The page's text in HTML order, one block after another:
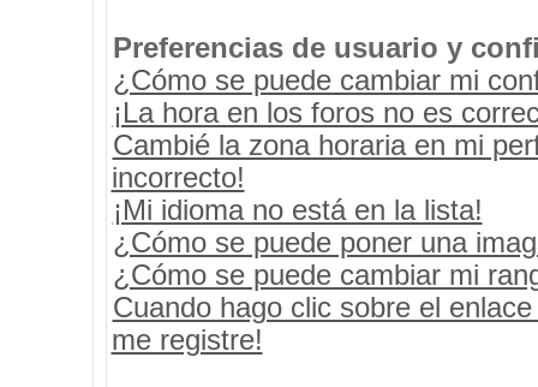
Preferencias de usuario y
¿Cómo se puede cambiar mi
¡La hora en los foros no es
Cambié la zona horaria en mi
incorrecto!
¡Mi idioma no está en la lista!
¿Cómo se puede poner una
¿Cómo se puede cambiar mi
Cuando hago clic sobre el
me registre!